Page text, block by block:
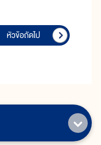
หัวข้อถัดไป